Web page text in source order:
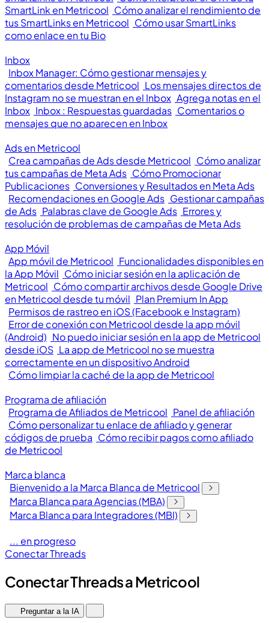
SmartLink en Metricool Cómo analizar el rendimiento de
tus SmartLinks en Metricool Cómo usar SmartLinks
como enlace en tu Bio
Inbox
Inbox Manager: Cómo gestionar mensajes y
comentarios desde Metricool Los mensajes directos de
Instagram no se muestran en el Inbox Agrega notas en el
Inbox Inbox : Respuestas guardadas Comentarios o
mensajes que no aparecen en Inbox
Ads en Metricool
Crea campañas de Ads desde Metricool Cómo analizar
tus campañas de Meta Ads Cómo Promocionar
Publicaciones Conversiones y Resultados en Meta Ads
Recomendaciones en Google Ads Gestionar campañas
de Ads Palabras clave de Google Ads Errores y
resolución de problemas de campañas de Meta Ads
App Móvil
App móvil de Metricool Funcionalidades disponibles en
la App Móvil Cómo iniciar sesión en la aplicación de
Metricool Cómo compartir archivos desde Google Drive
en Metricool desde tu móvil Plan Premium In App
Permisos de rastreo en iOS (Facebook e Instagram)
Error de conexión con Metricool desde la app móvil
(Android) No puedo iniciar sesión en la app de Metricool
desde iOS La app de Metricool no se muestra
correctamente en un dispositivo Android
Cómo limpiar la caché de la app de Metricool
Programa de afiliación
Programa de Afiliados de Metricool Panel de afiliación
Cómo personalizar tu enlace de afiliado y generar
códigos de prueba Cómo recibir pagos como afiliado
de Metricool
Marca blanca
Bienvenido a la Marca Blanca de Metricool
Marca Blanca para Agencias (MBA)
Marca Blanca para Integradores (MBI)
... en progreso
Conectar Threads
Conectar Threads a Metricool
Preguntar a la IA